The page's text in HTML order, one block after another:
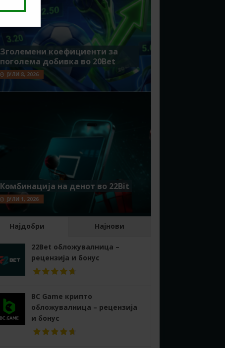
Зголемени коефициенти за
поголема добивка во 20Bet
ЈУЛИ 8, 2026
Комбинација на денот во 22Bit
ЈУЛИ 1, 2026
Најдобри Најнови
22Bet обложувалница –
рецензија и бонус
BC Game крипто
обложувалница – рецензија
и бонус